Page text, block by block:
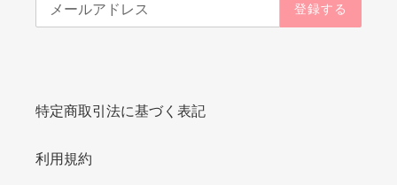
登録する
特定商取引法に基づく表記
利用規約